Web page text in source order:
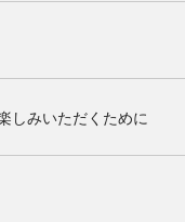
しみいただくために